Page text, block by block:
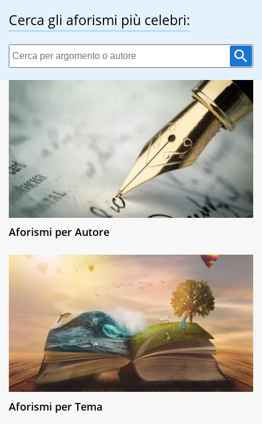
Cerca gli aforismi più celebri:
Aforismi per Autore
Aforismi per Tema